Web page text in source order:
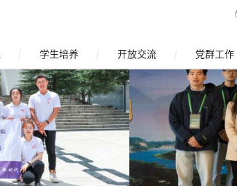
学生培养 开放交流 党群工作